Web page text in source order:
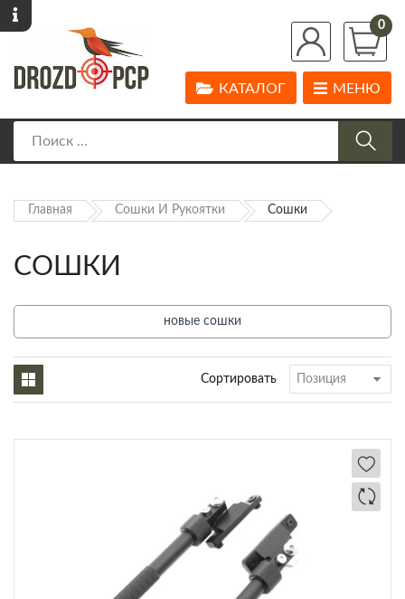
0
МЕНЮ
КАТАЛОГ
Главная Сошки И Рукоятки Сошки
СОШКИ
новые сошки
Сортировать